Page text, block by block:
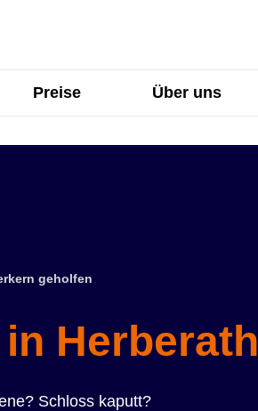
Preise Über uns
geholfen
Herberath
Schloss kaputt?